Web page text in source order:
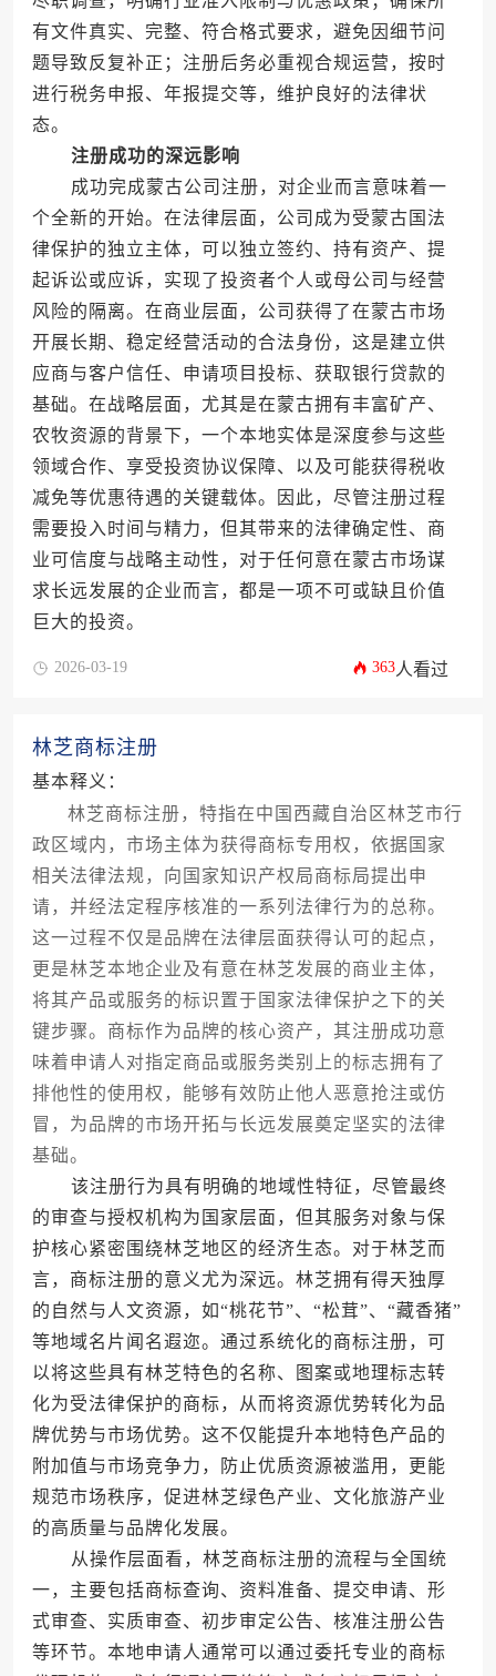
有文件真实、完整、符合格式要求，避免因细节问
题导致反复补正；注册后务必重视合规运营，按时
进行税务申报、年报提交等，维护良好的法律状
态。
注册成功的深远影响
成功完成蒙古公司注册，对企业而言意味着一
个全新的开始。在法律层面，公司成为受蒙古国法
律保护的独立主体，可以独立签约、持有资产、提
起诉讼或应诉，实现了投资者个人或母公司与经营
风险的隔离。在商业层面，公司获得了在蒙古市场
开展长期、稳定经营活动的合法身份，这是建立供
应商与客户信任、申请项目投标、获取银行贷款的
基础。在战略层面，尤其是在蒙古拥有丰富矿产、
农牧资源的背景下，一个本地实体是深度参与这些
领域合作、享受投资协议保障、以及可能获得税收
减免等优惠待遇的关键载体。因此，尽管注册过程
需要投入时间与精力，但其带来的法律确定性、商
业可信度与战略主动性，对于任何意在蒙古市场谋
求长远发展的企业而言，都是一项不可或缺且价值
巨大的投资。
2026-03-19 363人看过
林芝商标注册
基本释义：
林芝商标注册，特指在中国西藏自治区林芝市行
政区域内，市场主体为获得商标专用权，依据国家
相关法律法规，向国家知识产权局商标局提出申
请，并经法定程序核准的一系列法律行为的总称。
这一过程不仅是品牌在法律层面获得认可的起点，
更是林芝本地企业及有意在林芝发展的商业主体，
将其产品或服务的标识置于国家法律保护之下的关
键步骤。商标作为品牌的核心资产，其注册成功意
味着申请人对指定商品或服务类别上的标志拥有了
排他性的使用权，能够有效防止他人恶意抢注或仿
冒，为品牌的市场开拓与长远发展奠定坚实的法律
基础。
该注册行为具有明确的地域性特征，尽管最终
的审查与授权机构为国家层面，但其服务对象与保
护核心紧密围绕林芝地区的经济生态。对于林芝而
言，商标注册的意义尤为深远。林芝拥有得天独厚
的自然与人文资源，如“桃花节”、“松茸”、“藏香猪”
等地域名片闻名遐迩。通过系统化的商标注册，可
以将这些具有林芝特色的名称、图案或地理标志转
化为受法律保护的商标，从而将资源优势转化为品
牌优势与市场优势。这不仅能提升本地特色产品的
附加值与市场竞争力，防止优质资源被滥用，更能
规范市场秩序，促进林芝绿色产业、文化旅游产业
的高质量与品牌化发展。
从操作层面看，林芝商标注册的流程与全国统
一，主要包括商标查询、资料准备、提交申请、形
式审查、实质审查、初步审定公告、核准注册公告
等环节。本地申请人通常可以通过委托专业的商标